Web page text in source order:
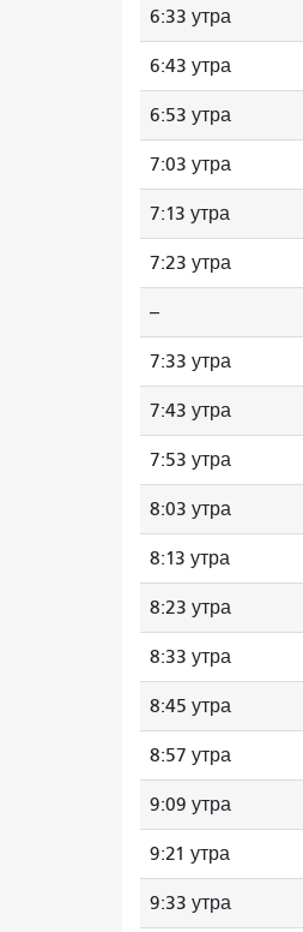
6:33 утра
6:43 утра
6:53 утра
7:03 утра
7:13 утра
7:23 утра
--
7:33 утра
7:43 утра
7:53 утра
8:03 утра
8:13 утра
8:23 утра
8:33 утра
8:45 утра
8:57 утра
9:09 утра
9:21 утра
9:33 утра